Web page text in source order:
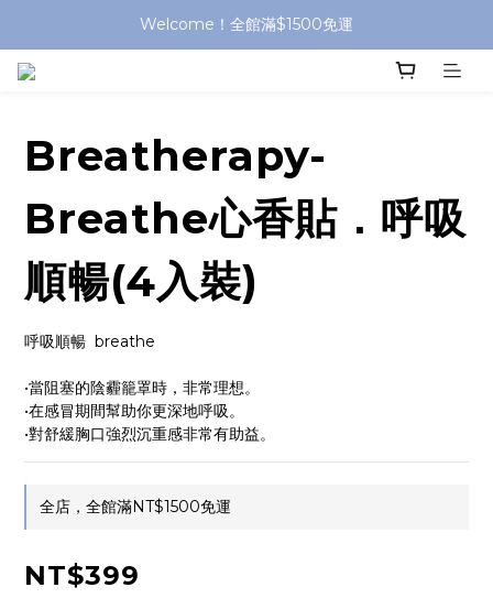
Welcome！全館滿$1500免運
Breatherapy-
Breathe心香貼．呼吸
順暢(4入裝)
呼吸順暢  breathe
•當阻塞的陰霾籠罩時，非常理想。
•在感冒期間幫助你更深地呼吸。
•對舒緩胸口強烈沉重感非常有助益。
全店，全館滿NT$1500免運
NT$399